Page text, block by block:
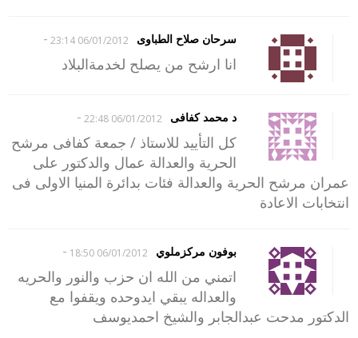
سرحان صلاح الطباوى 06/01/2012 23:14
-
انا ارشح من يصلح لخدمةالبلاد
د محمد كفافى 06/01/2012 22:48
-
كل التأييد للاستاذ / جمعة كفافى مرشح
الحرية والعدالة عمال والدكتور على
عمران مرشح الحرية والعدالة فئات بدائرة المنيا الاولى فى
انتخابات الاعادة
بوفون مركزملوي 06/01/2012 18:50
-
اتمني من الله ان حزب والنور والحريه
والعداله يبقي ايدوحده ويقفوا مع
الدكتور مدحت عبدالجابر والشيخ احمديوسف